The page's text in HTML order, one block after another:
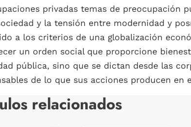
privadas temas de preocupación
y la tensión entre modernidad y
a los criterios de una globalización
un orden social que proporcione
pública, sino que se dictan desde las
de lo que sus acciones producen en
relacionados